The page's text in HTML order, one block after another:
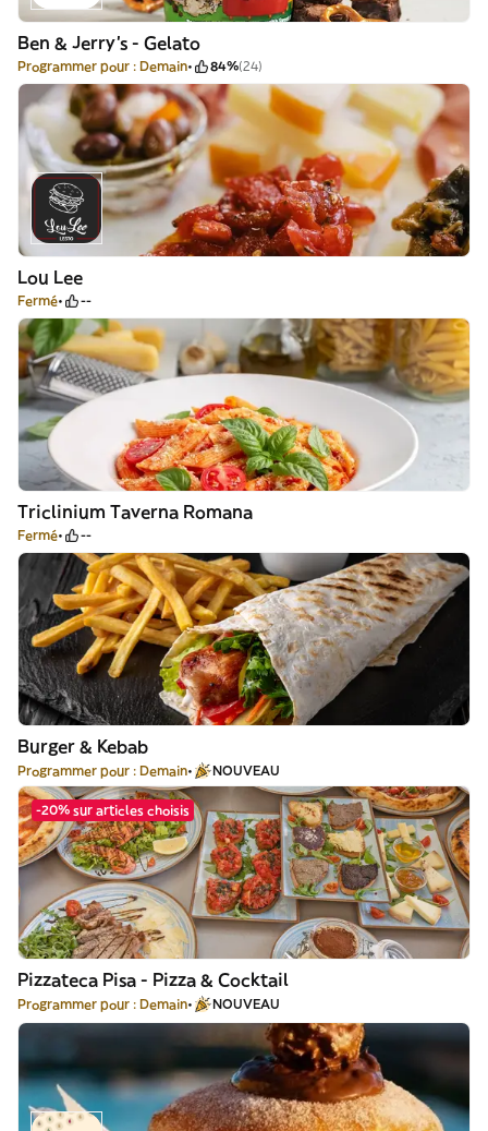
Ben & Jerry's - Gelato
Programmer pour : Demain 84%(24)
Lou Lee
Fermé --
Triclinium Taverna Romana
Fermé --
Burger & Kebab
Programmer pour : Demain NOUVEAU
-20% sur articles choisis
Pizzateca Pisa - Pizza & Cocktail
Programmer pour : Demain NOUVEAU